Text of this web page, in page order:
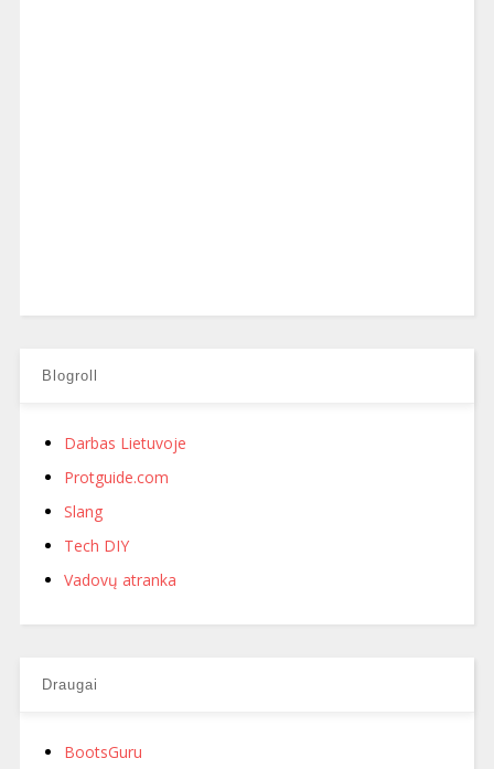
Blogroll
Darbas Lietuvoje
Protguide.com
Slang
Tech DIY
Vadovų atranka
Draugai
BootsGuru